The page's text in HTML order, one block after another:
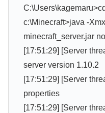
c:\Minecraft>java -
minecraft_server.jar
[17:51:29] [Server
server version 1.10.2
[17:51:29] [Server
properties
[17:51:29] [Server